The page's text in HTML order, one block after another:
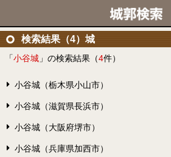
検索結果（4）城
「小谷城 」の検索結果（4件）
小谷城（栃木県小山市）
小谷城（滋賀県長浜市）
小谷城（大阪府堺市）
小谷城（兵庫県加西市）